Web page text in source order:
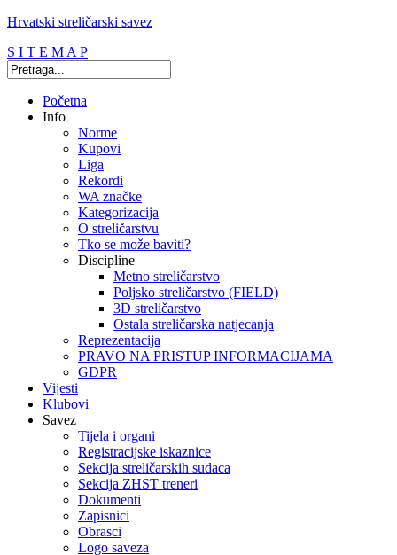
Hrvatski streličarski savez
S I T E M A P
Početna
Info
Norme
Kupovi
Liga
Rekordi
WA značke
Kategorizacija
O streličarstvu
Tko se može baviti?
Discipline
Metno streličarstvo
Poljsko streličarstvo (FIELD)
3D streličarstvo
Ostala streličarska natjecanja
Reprezentacija
PRAVO NA PRISTUP INFORMACIJAMA
GDPR
Vijesti
Klubovi
Savez
Tijela i organi
Registracijske iskaznice
Sekcija streličarskih sudaca
Sekcija ZHST treneri
Dokumenti
Zapisnici
Obrasci
Logo saveza